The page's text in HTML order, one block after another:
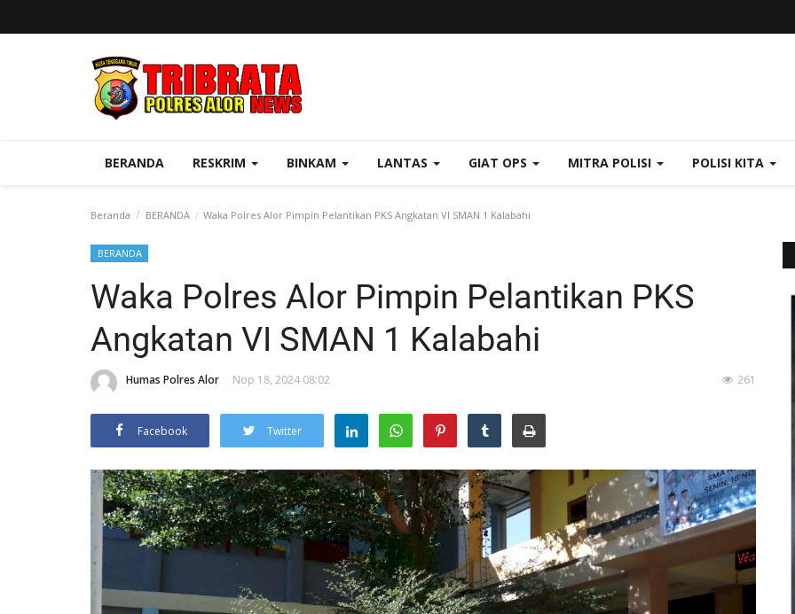
BERANDA RESKRIM BINKAM LANTAS GIAT OPS MITRA POLISI POLISI KITA
Beranda BERANDA Waka Polres Alor Pimpin Pelantikan PKS Angkatan VI SMAN 1 Kalabahi
BERANDA
Waka Polres Alor Pimpin Pelantikan PKS
Angkatan VI SMAN 1 Kalabahi
Humas Polres Alor Nop 18, 2024 08:02 261
Facebook Twitter